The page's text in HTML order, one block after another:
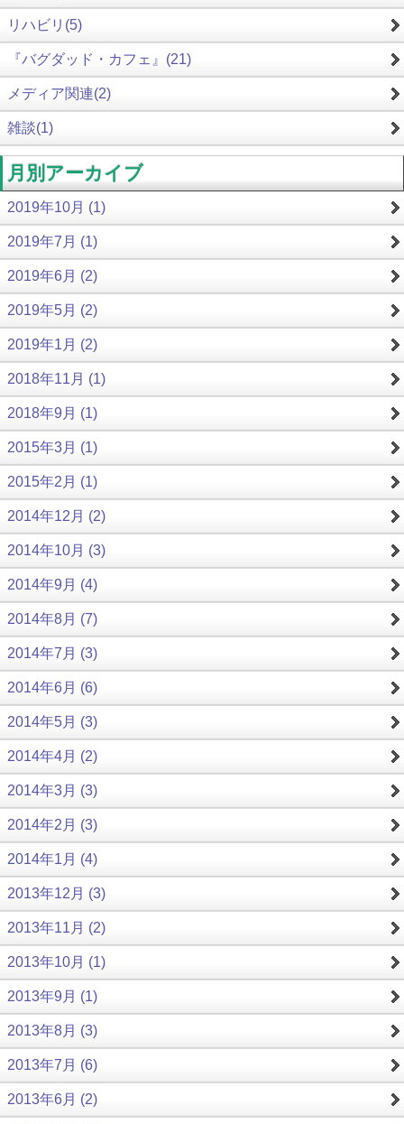
リハビリ(5)
『バグダッド・カフェ』(21)
メディア関連(2)
雑談(1)
月別アーカイブ
2019年10月 (1)
2019年7月 (1)
2019年6月 (2)
2019年5月 (2)
2019年1月 (2)
2018年11月 (1)
2018年9月 (1)
2015年3月 (1)
2015年2月 (1)
2014年12月 (2)
2014年10月 (3)
2014年9月 (4)
2014年8月 (7)
2014年7月 (3)
2014年6月 (6)
2014年5月 (3)
2014年4月 (2)
2014年3月 (3)
2014年2月 (3)
2014年1月 (4)
2013年12月 (3)
2013年11月 (2)
2013年10月 (1)
2013年9月 (1)
2013年8月 (3)
2013年7月 (6)
2013年6月 (2)